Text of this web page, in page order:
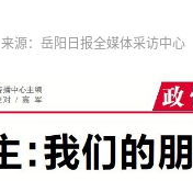
来源： 岳阳日报全媒体采访中心